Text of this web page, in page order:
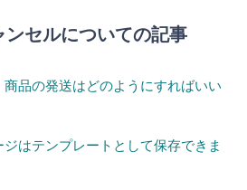
セルについての記事
品の発送はどのようにすればいい
はテンプレートとして保存できま